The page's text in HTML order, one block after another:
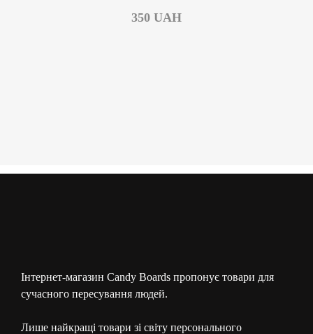
350 UAH
Інтернет-магазин Candy Boards пропонує товари для
сучасного пересування людей.
Лише найкращі товари зі світу персонального